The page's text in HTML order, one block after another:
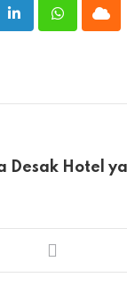
LinkedInWhatsappCloud
Desak Hotel